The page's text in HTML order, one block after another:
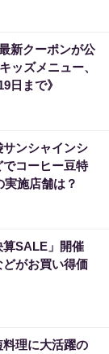
新クーポンが公
ッズメニュー、
日まで》
サンシャインシ
コーヒー豆特
施店舗は？
算SALE」開催
がお買い得価
料理に大活躍の